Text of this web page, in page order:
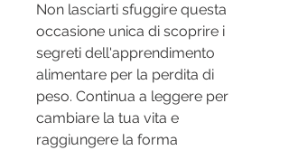
Non lasciarti sfuggire questa
occasione unica di scoprire i
segreti dell'apprendimento
alimentare per la perdita di
peso. Continua a leggere per
cambiare la tua vita e
raggiungere la forma